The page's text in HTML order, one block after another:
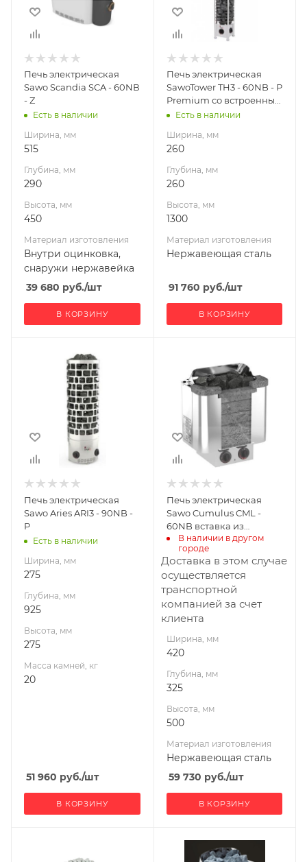
450
Материал
Внутри
оцинковка,
снаружи
нержавейка
22
450x515x290
6
Печь электрическая
Sawo Scandia SCA - 60NВ
- Z
Есть в наличии
Ширина, мм
515
Глубина, мм
290
Высота, мм
450
Материал изготовления
Внутри оцинковка,
снаружи нержавейка
39 680 руб./шт
В КОРЗИНУ
1300
Материал
Нержавеющая
сталь
Масса камней, кг
70
Габариты В*Ш*Г мм
1300x260x260
Мощность, кВт
6
Печь электрическая
SawoTower TH3 - 60NB - Р
Premium со встроенным
блоком управления
Есть в наличии
Ширина, мм
260
Глубина, мм
260
Высота, мм
1300
Материал изготовления
Нержавеющая сталь
91 760 руб./шт
В КОРЗИНУ
Ширина, мм
Глубина, мм
Высота, мм
275
Масса камней, кг
Габариты В*Ш*Г мм
275x275x925
Мощность, кВт
9
Печь электрическая
Sawo Aries ARI3 - 90NB -
P
Есть в наличии
Ширина, мм
275
Глубина, мм
925
Высота, мм
275
Масса камней, кг
20
51 960 руб./шт
В КОРЗИНУ
Глубина, мм
Высота, мм
500
Материал
Нержавеющая
сталь
Масса камней, кг
18
Габариты В*Ш*Г мм
590x420x325
Мощность, кВт
6
Печь электрическая
Sawo Cumulus CML -
60NB вставка из
талькохлорита
В наличии в другом
городе
Доставка в этом случае
осуществляется
транспортной
компанией за счет
клиента
Ширина, мм
420
Глубина, мм
325
Высота, мм
500
Материал изготовления
Нержавеющая сталь
59 730 руб./шт
В КОРЗИНУ